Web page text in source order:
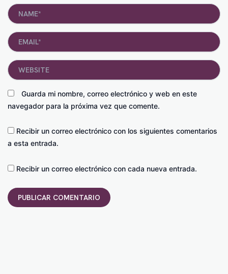
Name*
Email*
Guarda mi nombre, correo electrónico y web en este
navegador para la próxima vez que comente.
Website
Recibir un correo electrónico con los siguientes comentarios
a esta entrada.
Recibir un correo electrónico con cada nueva entrada.